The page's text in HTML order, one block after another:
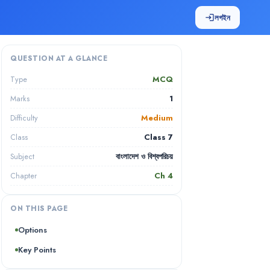
loginলগইন
QUESTION AT A GLANCE
Type MCQ
Marks 1
Difficulty Medium
Class Class 7
Subject বাংলাদেশ ও বিশ্বপরিচয়
Chapter Ch 4
ON THIS PAGE
Options
Key Points